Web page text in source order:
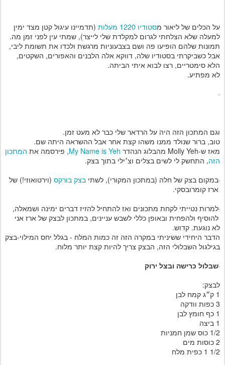
על הכלים של ליאור מסטודיו 1220 מעלות
(תדמיינו עיגול קטן מצד ימין
למעלה שלא הצלחתי לגרום למקלדת שלי לייצר), שמתי עין לפני זמן מה.
תמונות שלהם הופיעו פה ושם בצבעוניות מרגשת ולכדו את תשומת ליבי,
אבל כשביקרתי בסטודיו שלה, דווקא אלה הלבנים והאפורים, השקטים,
הלא סימטריים, רצו לבוא איתי הביתה.
לא מפתיע.
וגם המתכון הזה היה על הרדאר שלי כבר לא מעט זמן.
טוב, ברור שנולד ממנו משהו קצת אחר אבל ההשראה היתה שם.
מאז ש-Molly Yeh מהבלוג הנהדר
My Name is Yeh, פירסמה את המתכון
הזה, התחשק לי לשים בצלים וצ׳ילי בתוך בצק.
במקום בצק של חלה (במתכון המקורי), לשתי בצק בורקס (וירטואוזי!) של
ארז קומרובסקי.
למרות נטייתי לקחת מתכונים ואז להתחיל להזיז דברים ימינה ושמאלה,
להוסיף ולהפחית ובאופן כללי לשבש עניינים, במתכון לבצק של ארז אני
לא נוגעת. קדוש.
הדבר היחידי ששיניתי במקרה הזה זה כמות המלח - בגלל יחס המילוי-בצק
בגילגול השבלולי הזה, הבצק צריך להיות קצת יותר מלוח.
שבלול כרישה ובצל ירוק
לבצק:
1 ק״ג קמח לבן
3 כפות וודקה
1 כף חומץ לבן
1 ביצה
1/2 כוס שמן חמניות
2 כוסות מים
1/2 1 כפית מלח